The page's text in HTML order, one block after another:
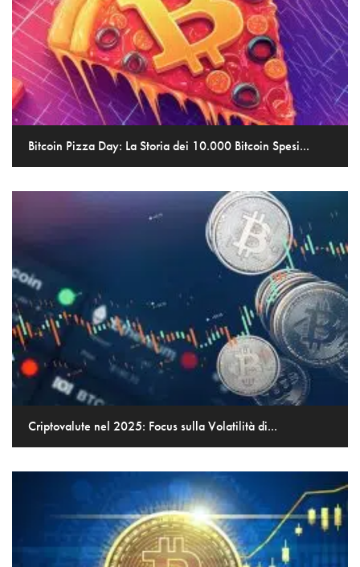
Bitcoin Pizza Day: La Storia dei 10.000 Bitcoin Spesi...
Criptovalute nel 2025: Focus sulla Volatilità di...